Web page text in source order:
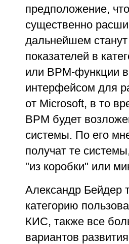
предположение,
существенно
дальнейшем
показателей в
или BPM-функции
интерфейсом для
от Microsoft, в то
ВРМ будет
системы. По его
получат те
"из коробки" или
Александр Бейдер
категорию
КИС, также все
вариантов